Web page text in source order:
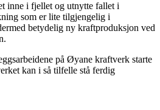
inne i fjellet og utnytte fallet i
som er lite tilgjengelig i
betydelig ny kraftproduksjon ved
på Øyane kraftverk starte
kan i så tilfelle stå ferdig